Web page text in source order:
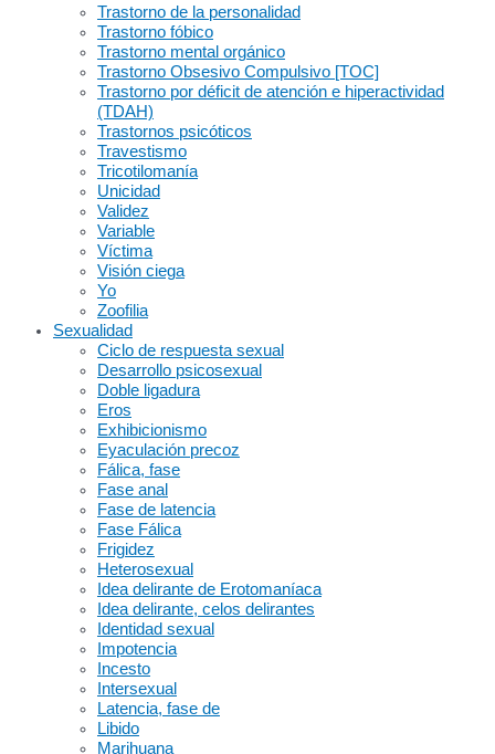
Trastorno de la personalidad
Trastorno fóbico
Trastorno mental orgánico
Trastorno Obsesivo Compulsivo [TOC]
Trastorno por déficit de atención e hiperactividad
(TDAH)
Trastornos psicóticos
Travestismo
Tricotilomanía
Unicidad
Validez
Variable
Víctima
Visión ciega
Yo
Zoofilia
Sexualidad
Ciclo de respuesta sexual
Desarrollo psicosexual
Doble ligadura
Eros
Exhibicionismo
Eyaculación precoz
Fálica, fase
Fase anal
Fase de latencia
Fase Fálica
Frigidez
Heterosexual
Idea delirante de Erotomaníaca
Idea delirante, celos delirantes
Identidad sexual
Impotencia
Incesto
Intersexual
Latencia, fase de
Libido
Marihuana